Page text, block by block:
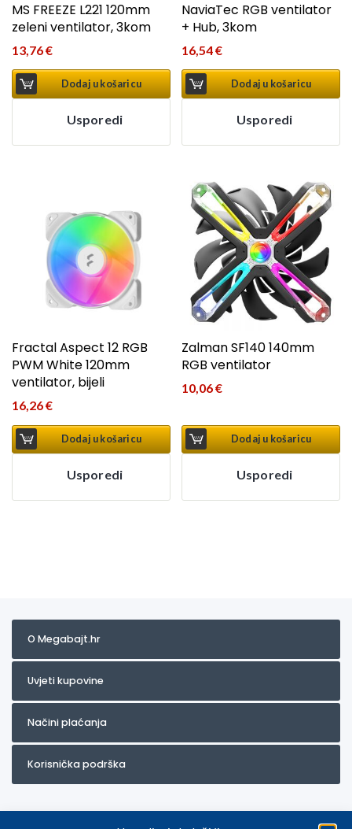
MS FREEZE L221 120mm
zeleni ventilator, 3kom
13,76€
Dodaj u košaricu
Usporedi
NaviaTec RGB ventilator
+ Hub, 3kom
16,54€
Dodaj u košaricu
Usporedi
Fractal Aspect 12 RGB
PWM White 120mm
ventilator, bijeli
16,26€
Dodaj u košaricu
Usporedi
Zalman SF140 140mm
RGB ventilator
10,06€
Dodaj u košaricu
Usporedi
O Megabajt.hr
Uvjeti kupovine
Načini plaćanja
Korisnička podrška